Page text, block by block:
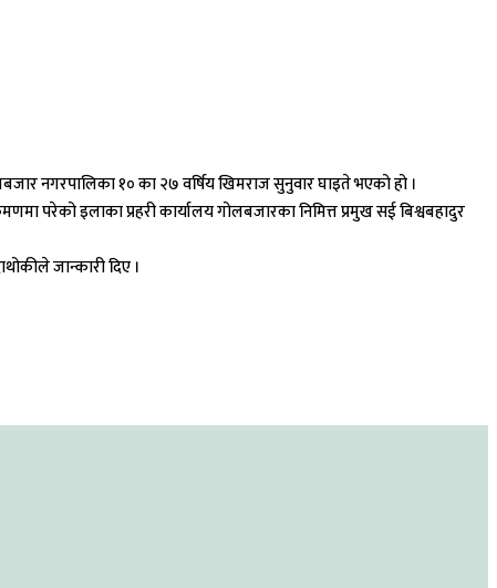
नगरपालिका १० का २७ वर्षिय खिमराज सुनुवार घाइते भएको हो ।
इलाका प्रहरी कार्यालय गोलबजारका निमित्त प्रमुख सई बिश्वबहादुर
जान्कारी दिए ।